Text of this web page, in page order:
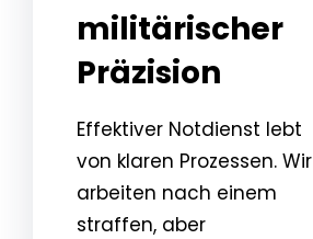
militärischer
Präzision
Effektiver Notdienst lebt
von klaren Prozessen. Wir
arbeiten nach einem
straffen, aber